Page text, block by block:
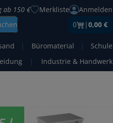
ab 150 € Merkliste
Anmelden
0 |0,00 €
| Büromaterial |
Schule
| Industrie & Handwerk